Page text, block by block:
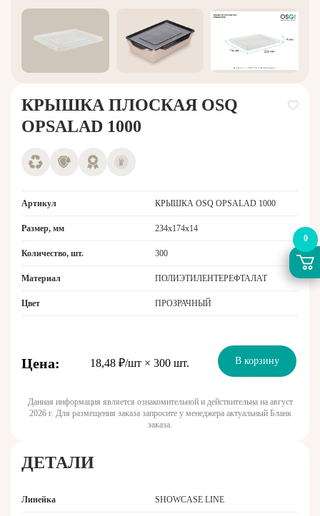
КРЫШКА ПЛОСКАЯ OSQ
OPSALAD 1000
Артикул КРЫШКА OSQ OPSALAD 1000
Размер, мм 234x174x14
Количество, шт. 300
Материал ПОЛИЭТИЛЕНТЕРЕФТАЛАТ
Цвет ПРОЗРАЧНЫЙ
Цена: 18,48 ₽/шт × 300 шт. В корзину
Данная информация является ознакомительной и действительна на август
2026 г. Для размещения заказа запросите у менеджера актуальный Бланк
заказа.
ДЕТАЛИ
Линейка SHOWCASE LINE
0